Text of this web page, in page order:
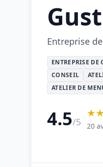
Entreprise
ENTREPRISE DE
CONSEIL
ATELIER DE
4.5/5 20